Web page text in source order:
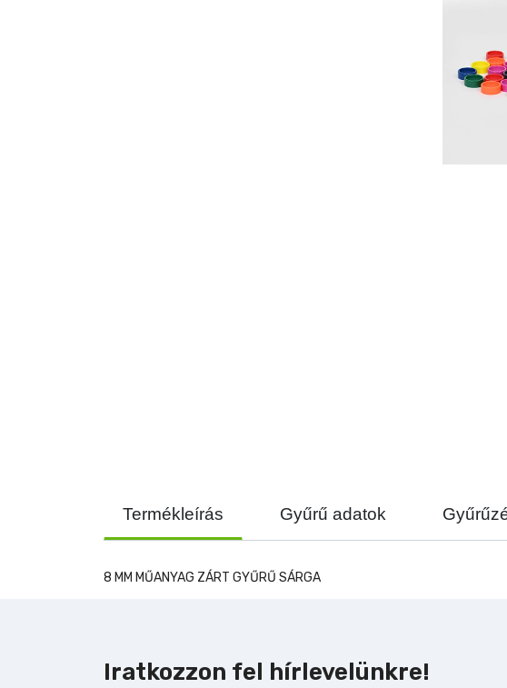
Termékleírás Gyűrű adatok
8 MM MŰANYAG ZÁRT GYŰRŰ SÁRGA
Iratkozzon fel hírlevelünkre!